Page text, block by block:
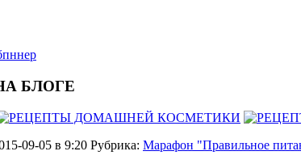
БЛОГЕ
09-05 в 9:20 Рубрика: Марафон "Правильное